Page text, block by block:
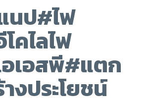
นป#ไฟ
คไลไฟ
อเอสพี#แตก
งประโยชน์